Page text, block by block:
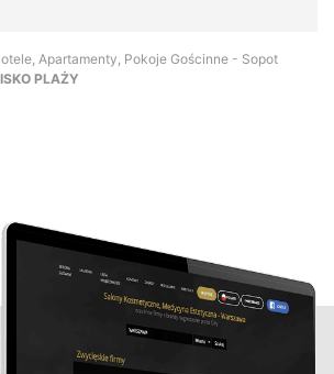
Apartamenty, Pokoje Gościnne - Sopot
PLAŻY